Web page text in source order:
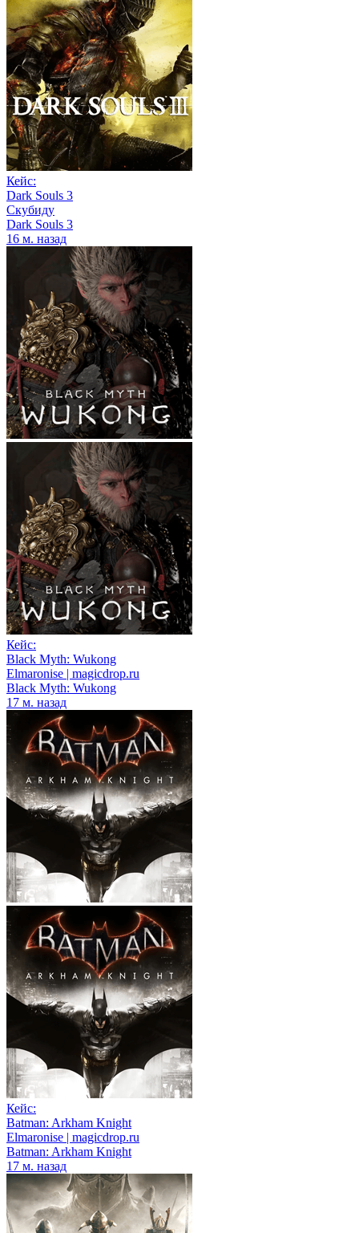
Кейс:
Dark Souls 3
Скубиду
Dark Souls 3
16 м. назад
Кейс:
Black Myth: Wukong
Elmaronise | magicdrop.ru
Black Myth: Wukong
17 м. назад
Кейс:
Batman: Arkham Knight
Elmaronise | magicdrop.ru
Batman: Arkham Knight
17 м. назад